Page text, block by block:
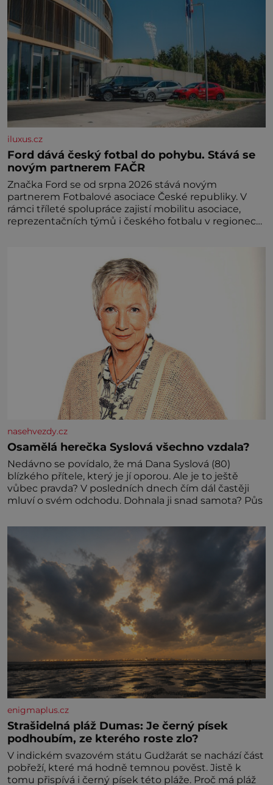
iluxus.cz
Ford dává český fotbal do pohybu. Stává se
novým partnerem FAČR
Značka Ford se od srpna 2026 stává novým
partnerem Fotbalové asociace České republiky. V
rámci tříleté spolupráce zajistí mobilitu asociace,
reprezentačních týmů i českého fotbalu v regionech.
nasehvezdy.cz
Osamělá herečka Syslová všechno vzdala?
Nedávno se povídalo, že má Dana Syslová (80)
blízkého přítele, který je jí oporou. Ale je to ještě
vůbec pravda? V posledních dnech čím dál častěji
mluví o svém odchodu. Dohnala ji snad samota? Půs
enigmaplus.cz
Strašidelná pláž Dumas: Je černý písek
podhoubím, ze kterého roste zlo?
V indickém svazovém státu Gudžarát se nachází část
pobřeží, které má hodně temnou pověst. Jistě k
tomu přispívá i černý písek této pláže. Proč má pláž